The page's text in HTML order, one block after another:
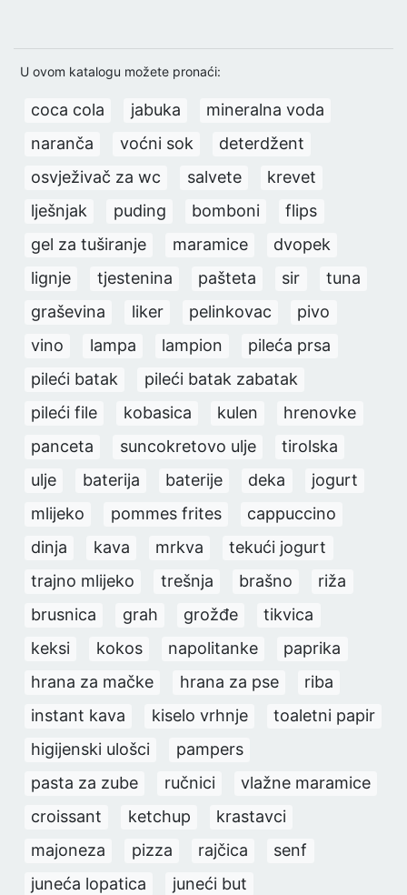
U ovom katalogu možete pronaći:
coca cola jabuka
mineralna voda
naranča
voćni sok
deterdžent
osvježivač za wc
salvete
krevet
lješnjak
puding bomboni
flips
gel za tuširanje
maramice
dvopek
lignje
tjestenina pašteta sir
tuna
graševina
liker pelinkovac
pivo
vino
lampa lampion
pileća prsa
pileći batak
pileći batak zabatak
pileći file
kobasica kulen
hrenovke
panceta
suncokretovo ulje
tirolska
ulje
baterija baterije deka
jogurt
mlijeko
pommes frites
cappuccino
dinja
kava mrkva
tekući jogurt
trajno mlijeko
trešnja brašno
riža
brusnica
grah grožđe
tikvica
keksi
kokos napolitanke
paprika
hrana za mačke
hrana za pse
riba
instant kava
kiselo vrhnje
toaletni papir
higijenski ulošci
pampers
pasta za zube
ručnici
vlažne maramice
croissant
ketchup
krastavci
majoneza
pizza rajčica
senf
juneća lopatica
juneći but